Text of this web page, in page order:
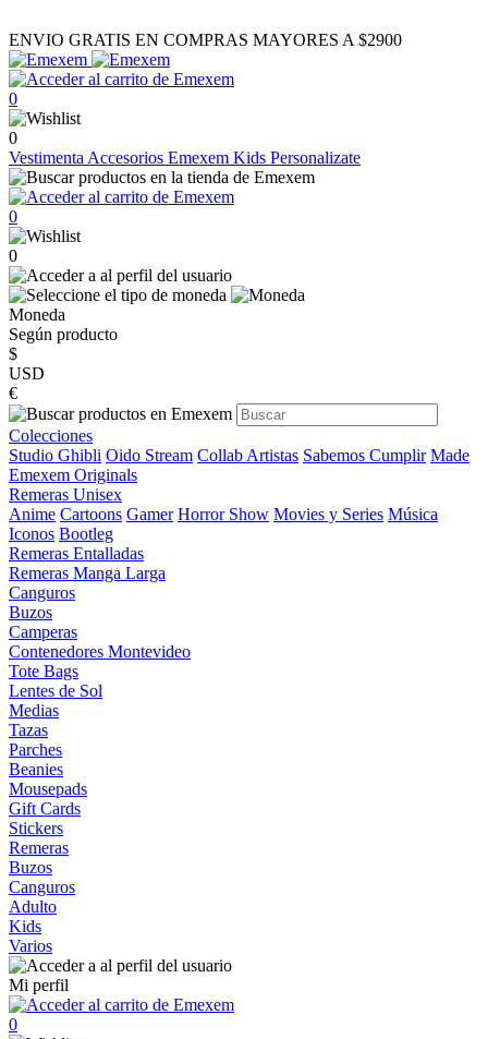
ENVIO GRATIS EN COMPRAS MAYORES A $2900
0
0
Vestimenta Accesorios Emexem Kids Personalizate
0
0
Moneda
Según producto
$
USD
€
Colecciones
Studio Ghibli Oido Stream Collab Artistas Sabemos Cumplir Made
Emexem Originals
Remeras Unisex
Anime Cartoons Gamer Horror Show Movies y Series Música
Iconos Bootleg
Remeras Entalladas
Remeras Manga Larga
Canguros
Buzos
Camperas
Contenedores Montevideo
Tote Bags
Lentes de Sol
Medias
Tazas
Parches
Beanies
Mousepads
Gift Cards
Stickers
Remeras
Buzos
Canguros
Adulto
Kids
Varios
Mi perfil
0